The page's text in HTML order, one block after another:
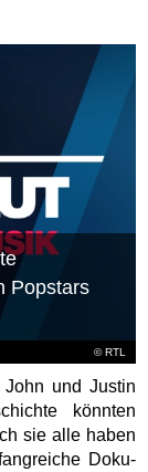
©RTL
Popstars
John und Justin
könnten
sie alle haben
Doku-